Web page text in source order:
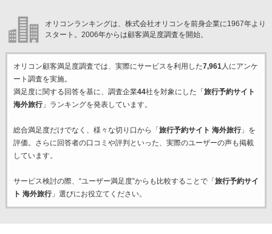
オリコンランキングは、株式会社オリコンを前身企業に1967年より
スタート。2006年からは顧客満足度調査を開始。
オリコン顧客満足度調査では、実際にサービスを利用した7,961人にアンケ
ート調査を実施。
満足度に関する回答を基に、調査企業44社を対象にした「 旅行予約サイト
海外旅行」ランキングを発表しています。
総合満足度だけでなく、様々な切り口から「 旅行予約サイト 海外旅行」を
評価。さらに回答者の口コミや評判といった、実際のユーザーの声も掲載
しています。
サービス検討の際、“ユーザー満足度”からも比較することで「 旅行予約サイ
ト 海外旅行」選びにお役立てください。